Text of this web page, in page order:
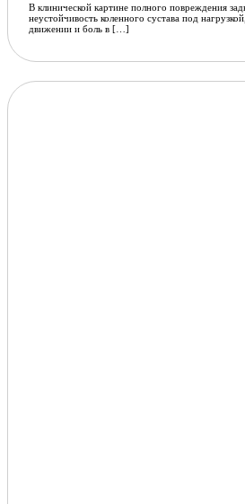
В клинической картине полного повреждения
неустойчивость коленного сустава под
движении и боль в […]